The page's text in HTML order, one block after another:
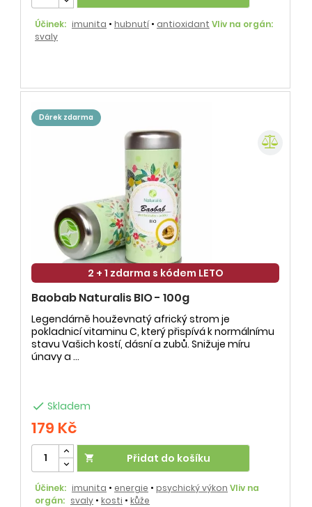
Účinek: imunita • hubnutí• antioxidant Vliv na orgán:
svaly
dárek zdarma
2 + 1 zdarma s kódem LETO
Baobab Naturalis BIO - 100g
Legendárně houževnatý africký strom je
pokladnicí vitaminu C, který přispívá k normálnímu
stavu Vašich kostí, dásní a zubů. Snižuje míru
únavy a ...
 Skladem
179 Kč
 Přidat do košíku
Účinek: imunita • energie • psychický výkon Vliv na
orgán: svaly • kosti • kůže